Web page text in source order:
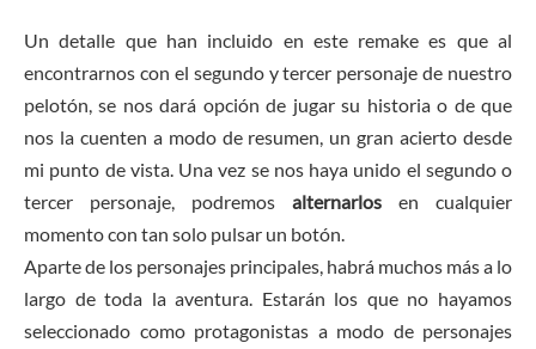
Un detalle que han incluido en este remake es que al
encontrarnos con el segundo y tercer personaje de nuestro
pelotón, se nos dará opción de jugar su historia o de que
nos la cuenten a modo de resumen, un gran acierto desde
mi punto de vista. Una vez se nos haya unido el segundo o
tercer personaje, podremos alternarlos en cualquier
momento con tan solo pulsar un botón.
Aparte de los personajes principales, habrá muchos más a lo
largo de toda la aventura. Estarán los que no hayamos
seleccionado como protagonistas a modo de personajes